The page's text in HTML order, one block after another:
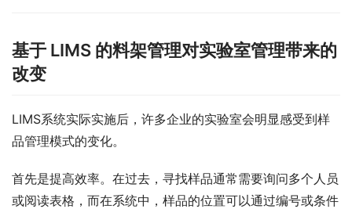
基于 LIMS 的料架管理对实验室管理带来的
改变
LIMS系统实际实施后，许多企业的实验室会明显感受到样
品管理模式的变化。
首先是提高效率。在过去，寻找样品通常需要询问多个人员
或阅读表格，而在系统中，样品的位置可以通过编号或条件